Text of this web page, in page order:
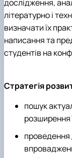
дослідження,
літературно і
визначати їх
написання та
студентів на
Стратегія
пошук
розширення
проведення